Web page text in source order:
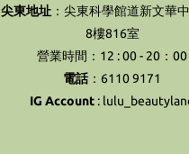
尖東地址 ：尖東科學館道新文華
8樓816室
營業時間：12 : 00 - 20：00
電話：6110 9171
IG Account :